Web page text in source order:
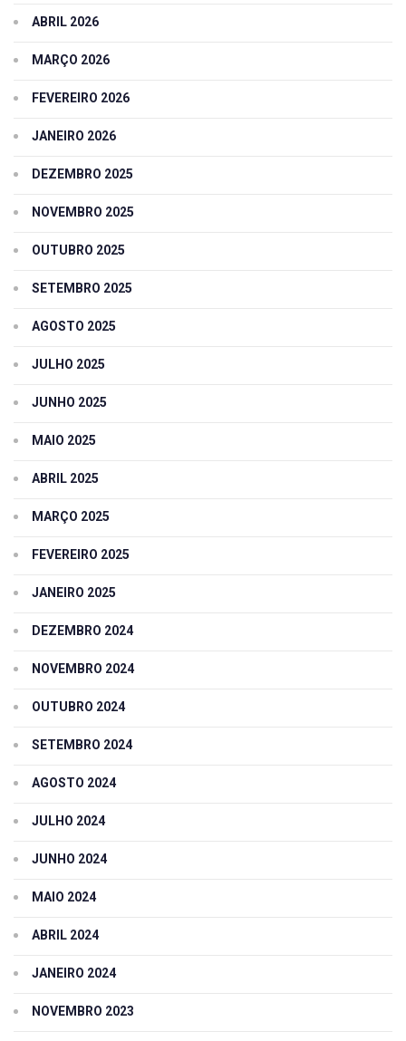
ABRIL 2026
MARÇO 2026
FEVEREIRO 2026
JANEIRO 2026
DEZEMBRO 2025
NOVEMBRO 2025
OUTUBRO 2025
SETEMBRO 2025
AGOSTO 2025
JULHO 2025
JUNHO 2025
MAIO 2025
ABRIL 2025
MARÇO 2025
FEVEREIRO 2025
JANEIRO 2025
DEZEMBRO 2024
NOVEMBRO 2024
OUTUBRO 2024
SETEMBRO 2024
AGOSTO 2024
JULHO 2024
JUNHO 2024
MAIO 2024
ABRIL 2024
JANEIRO 2024
NOVEMBRO 2023